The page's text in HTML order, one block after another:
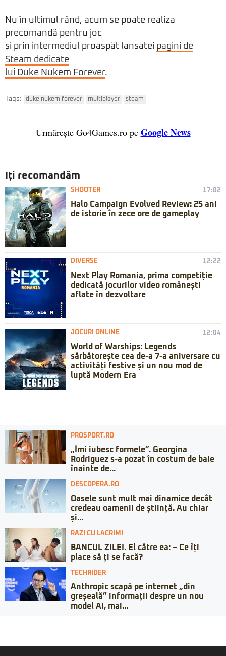
Nu în ultimul rând, acum se poate realiza
precomandă pentru joc
şi prin intermediul proaspăt lansatei pagini de
Steam dedicate
lui Duke Nukem Forever.
Tags: duke nukem forever multiplayer steam
Urmărește Go4Games.ro pe Google News
Iți recomandăm
SHOOTER 17:02
Halo Campaign Evolved Review: 25 ani
de istorie în zece ore de gameplay
DIVERSE 12:22
Next Play Romania, prima competiție
dedicată jocurilor video românești
aflate în dezvoltare
JOCURI ONLINE 12:04
World of Warships: Legends
sărbătorește cea de-a 7-a aniversare cu
activități festive și un nou mod de
luptă Modern Era
PROSPORT.RO
„Îmi iubesc formele”. Georgina
Rodriguez s-a pozat în costum de baie
înainte de...
DESCOPERA.RO
Oasele sunt mult mai dinamice decât
credeau oamenii de știință. Au chiar
și...
RAZI CU LACRIMI
BANCUL ZILEI. El către ea: – Ce îți
place să ți se facă?
TECHRIDER
Anthropic scapă pe internet „din
greșeală” informații despre un nou
model AI, mai...